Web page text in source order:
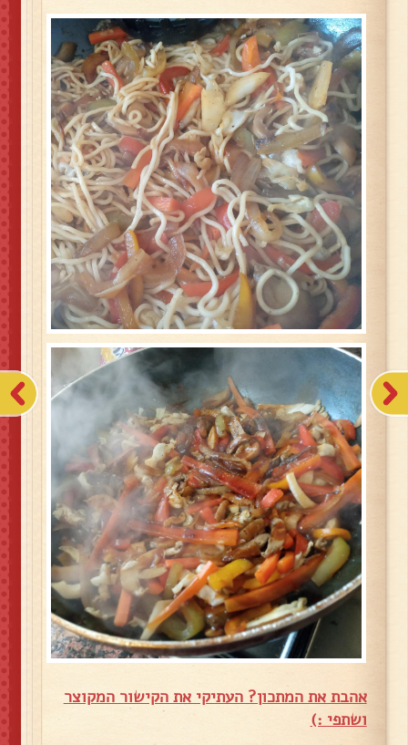
אהבת את המתכון? העתיקי את הקישור המקוצר
ושתפי :)